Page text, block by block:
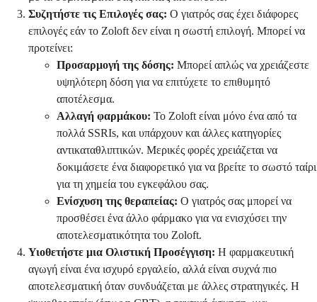
Συζητήστε τις Επιλογές σας: Ο γιατρός σας έχει διάφορες
επιλογές εάν το Zoloft δεν είναι η σωστή επιλογή. Μπορεί να
προτείνει:
Προσαρμογή της δόσης: Μπορεί απλώς να χρειάζεστε
υψηλότερη δόση για να επιτύχετε το επιθυμητό
αποτέλεσμα.
Αλλαγή φαρμάκου: Το Zoloft είναι μόνο ένα από τα
πολλά SSRIs, και υπάρχουν και άλλες κατηγορίες
αντικαταθλιπτικών. Μερικές φορές χρειάζεται να
δοκιμάσετε ένα διαφορετικό για να βρείτε το σωστό ταίρι
για τη χημεία του εγκεφάλου σας.
Ενίσχυση της θεραπείας: Ο γιατρός σας μπορεί να
προσθέσει ένα άλλο φάρμακο για να ενισχύσει την
αποτελεσματικότητα του Zoloft.
Υιοθετήστε μια Ολιστική Προσέγγιση: Η φαρμακευτική
αγωγή είναι ένα ισχυρό εργαλείο, αλλά είναι συχνά πιο
αποτελεσματική όταν συνδυάζεται με άλλες στρατηγικές. Η